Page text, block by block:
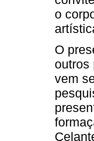
o
O
outros
vem